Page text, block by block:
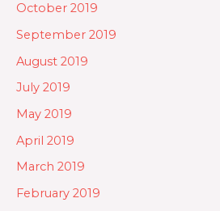
October 2019
September 2019
August 2019
July 2019
May 2019
April 2019
March 2019
February 2019